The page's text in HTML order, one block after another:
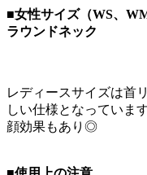
■女性サイズ（WS、
ラウンドネック
レディースサイズは首
しい仕様となっていま
顔効果もあり◎